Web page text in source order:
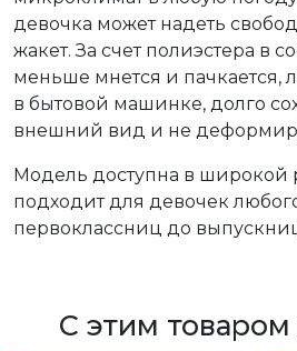
девочка может надеть
жакет. За счет полиэстера в
меньше мнется и пачкается,
в бытовой машинке, долго
внешний вид и не
Модель доступна в широкой
подходит для девочек
первоклассниц до
С этим